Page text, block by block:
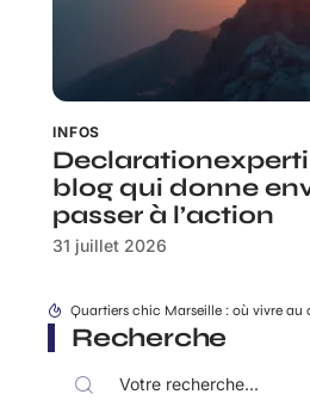
INFOS
blog qui donne
passer à l’action
31 juillet 2026
Recherche